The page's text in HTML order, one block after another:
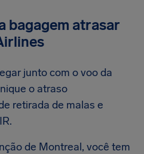
bagagem atrasar
junto com o voo da
o atraso
retirada de malas e
de Montreal, você tem